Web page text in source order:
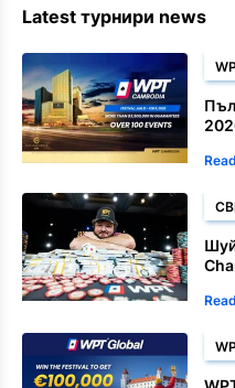
Latest турнири news